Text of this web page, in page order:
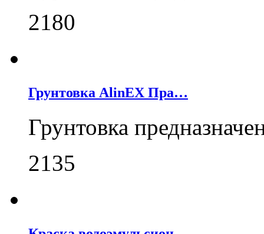
2180
Грунтовка AlinEX Пра…
Грунтовка
2135